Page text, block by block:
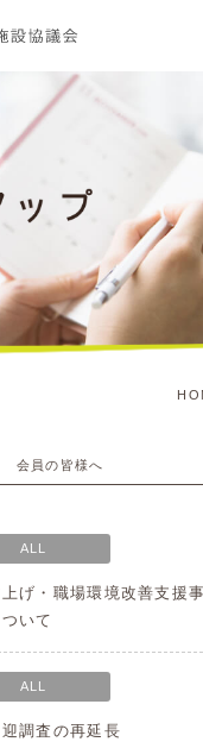
会員の皆様へ
ALL
げ・職場環境改善支援
いて
ALL
調査の再延長